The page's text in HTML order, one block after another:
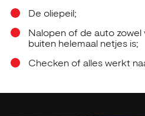
De oliepeil;
Nalopen of de auto zowel
buiten helemaal netjes is;
Checken of alles werkt